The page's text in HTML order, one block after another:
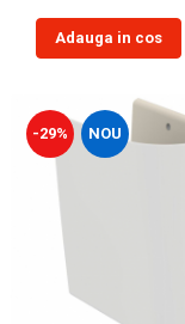
Adauga in cos
-29% NOU